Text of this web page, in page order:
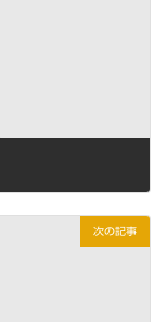
次の記事